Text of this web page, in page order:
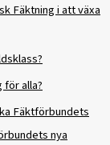
Fäktning i att växa
för alla?
Fäktförbundets
nya